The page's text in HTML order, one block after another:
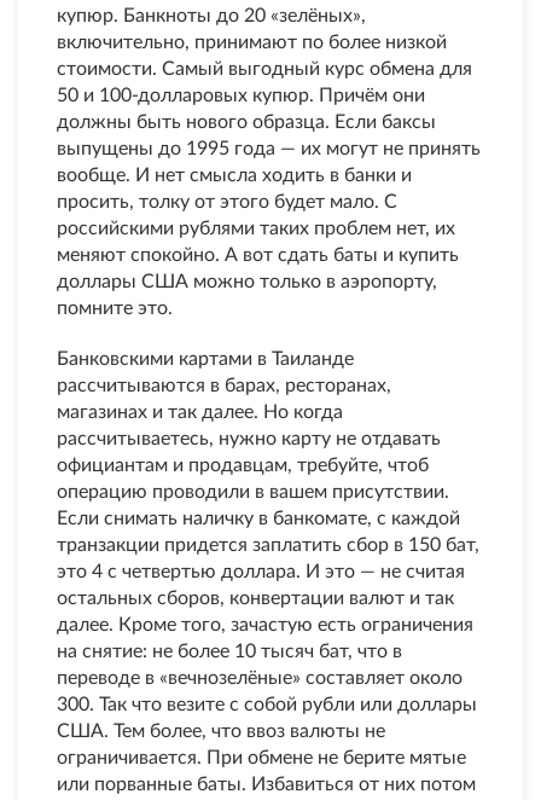
купюр. Банкноты до 20 «зелёных»,
включительно, принимают по более низкой
стоимости. Самый выгодный курс обмена для
50 и 100-долларовых купюр. Причём они
должны быть нового образца. Если баксы
выпущены до 1995 года — их могут не принять
вообще. И нет смысла ходить в банки и
просить, толку от этого будет мало. С
российскими рублями таких проблем нет, их
меняют спокойно. А вот сдать баты и купить
доллары США можно только в аэропорту,
помните это.
Банковскими картами в Таиланде
рассчитываются в барах, ресторанах,
магазинах и так далее. Но когда
рассчитываетесь, нужно карту не отдавать
официантам и продавцам, требуйте, чтоб
операцию проводили в вашем присутствии.
Если снимать наличку в банкомате, с каждой
транзакции придется заплатить сбор в 150 бат,
это 4 с четвертью доллара. И это — не считая
остальных сборов, конвертации валют и так
далее. Кроме того, зачастую есть ограничения
на снятие: не более 10 тысяч бат, что в
переводе в «вечнозелёные» составляет около
300. Так что везите с собой рубли или доллары
США. Тем более, что ввоз валюты не
ограничивается. При обмене не берите мятые
или порванные баты. Избавиться от них потом